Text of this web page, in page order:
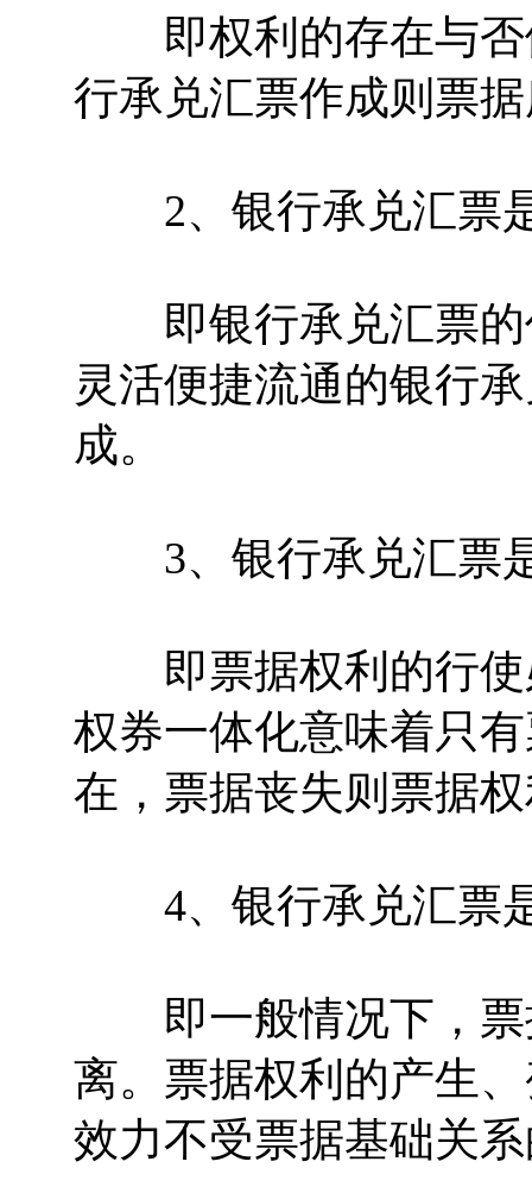
即权利的存在与否
行承兑汇票作成则票
2、银行承兑汇票是
即银行承兑汇票的
灵活便捷流通的银行
成。
3、银行承兑汇票
即票据权利的行使
权券一体化意味着只
在，票据丧失则票据
4、银行承兑汇票
即一般情况下，票
离。票据权利的产生
效力不受票据基础关